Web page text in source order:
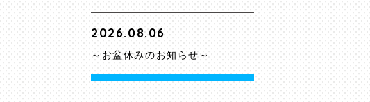
2026.08.06
～お盆休みのお知らせ～